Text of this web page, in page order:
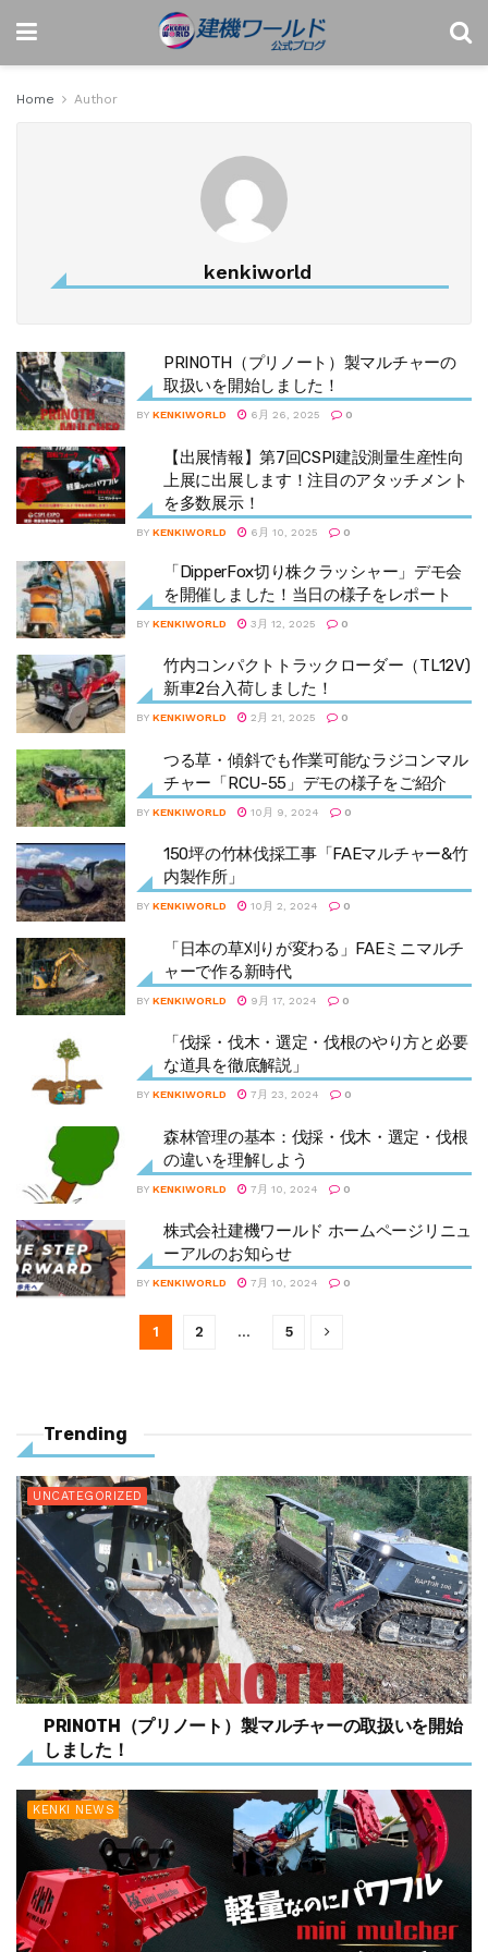
Home Author
kenkiworld
PRINOTH（プリノート）製マルチャーの
取扱いを開始しました！
BY KENKIWORLD 6月 26, 2025 0
【出展情報】第7回CSPI建設測量生産性向
上展に出展します！注目のアタッチメント
を多数展示！
BY KENKIWORLD 6月 10, 2025 0
「DipperFox切り株クラッシャー」デモ会
を開催しました！当日の様子をレポート
BY KENKIWORLD 3月 12, 2025 0
竹内コンパクトトラックローダー（TL12V)
新車2台入荷しました！
BY KENKIWORLD 2月 21, 2025 0
つる草・傾斜でも作業可能なラジコンマル
チャー「RCU-55」デモの様子をご紹介
BY KENKIWORLD 10月 9, 2024 0
150坪の竹林伐採工事「FAEマルチャー&竹
内製作所」
BY KENKIWORLD 10月 2, 2024 0
「日本の草刈りが変わる」FAEミニマルチ
ャーで作る新時代
BY KENKIWORLD 9月 17, 2024 0
「伐採・伐木・選定・伐根のやり方と必要
な道具を徹底解説」
BY KENKIWORLD 7月 23, 2024 0
森林管理の基本：伐採・伐木・選定・伐根
の違いを理解しよう
BY KENKIWORLD 7月 10, 2024 0
株式会社建機ワールド ホームページリニュ
ーアルのお知らせ
BY KENKIWORLD 7月 10, 2024 0
1 2 … 5
Trending
UNCATEGORIZED
PRINOTH（プリノート）製マルチャーの取扱いを開始
しました！
KENKI NEWS